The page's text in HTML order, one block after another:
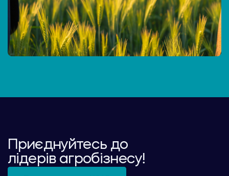
Приєднуйтесь до
лідерів агробізнесу!